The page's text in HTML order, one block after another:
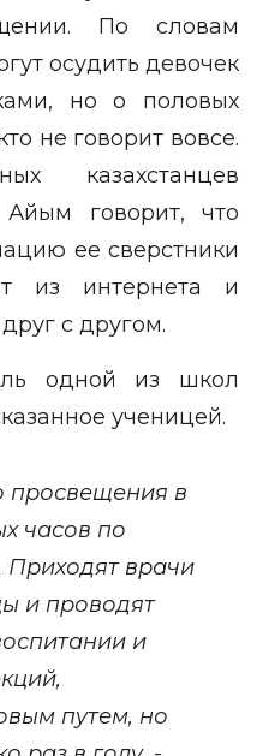
По словам
осудить девочек
но о половых
не говорит вовсе.
казахстанцев
Айым говорит, что
ее сверстники
из интернета и
с другом.
одной из школ
ученицей.
просвещения в
часов по
Приходят врачи
и проводят
и
путем, но